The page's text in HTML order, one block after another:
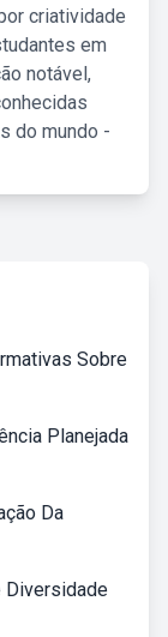
criatividade
em
notável,
do mundo -
Sobre
Planejada
Da
Diversidade